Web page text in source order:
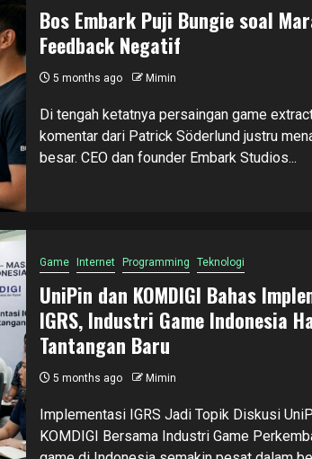
Bos Embark Puji Bungie soal
Feedback Negatif
5 months ago Mimin
Di tengah ketatnya persaingan game
komentar dari Patrick Söderlund justru
besar. CEO dan founder Embark Studios...
Game Internet Programming Teknologi
UniPin dan KOMDIGI Bahas
IGRS, Industri Game Indonesia
Tantangan Baru
5 months ago Mimin
Implementasi IGRS Jadi Topik Diskusi
KOMDIGI Bersama Industri Game